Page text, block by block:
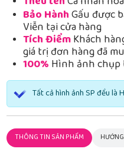
Bảo HànhGấu được
Viễn tại cửa hàng
Tích ĐiểmKhách
giá trị đơn hàng đã
100% Hình ảnh
Tất cả hình ảnh SP đều là
THÔNG TIN SẢN PHẨM